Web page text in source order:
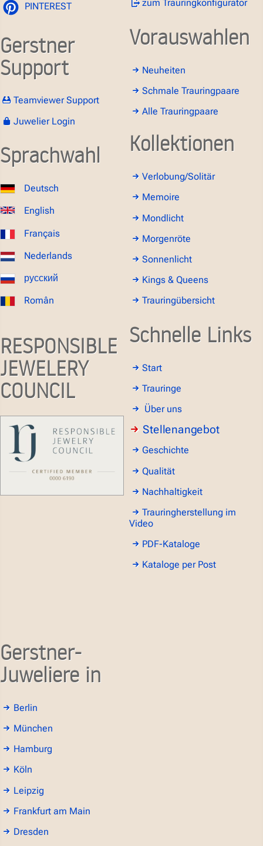
PINTEREST
Gerstner
Support
Teamviewer Support
Juwelier Login
Sprachwahl
Deutsch
English
Français
Nederlands
русский
Român
RESPONSIBLE
JEWELERY
COUNCIL
zum Trauringkonfigurator
Vorauswahlen
Neuheiten
Schmale Trauringpaare
Alle Trauringpaare
Kollektionen
Verlobung/Solitär
Memoire
Mondlicht
Morgenröte
Sonnenlicht
Kings & Queens
Trauringübersicht
Schnelle Links
Start
Trauringe
Über uns
Stellenangebot
Geschichte
Qualität
Nachhaltigkeit
Trauringherstellung im
Video
PDF-Kataloge
Kataloge per Post
Gerstner-
Juweliere in
Berlin
München
Hamburg
Köln
Leipzig
Frankfurt am Main
Dresden